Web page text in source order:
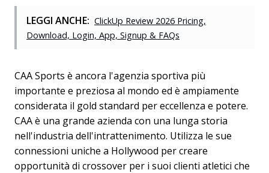
LEGGI ANCHE: ClickUp Review 2026 Pricing,
Download, Login, App, Signup & FAQs
CAA Sports è ancora l'agenzia sportiva più
importante e preziosa al mondo ed è ampiamente
considerata il gold standard per eccellenza e potere.
CAA è una grande azienda con una lunga storia
nell'industria dell'intrattenimento. Utilizza le sue
connessioni uniche a Hollywood per creare
opportunità di crossover per i suoi clienti atletici che